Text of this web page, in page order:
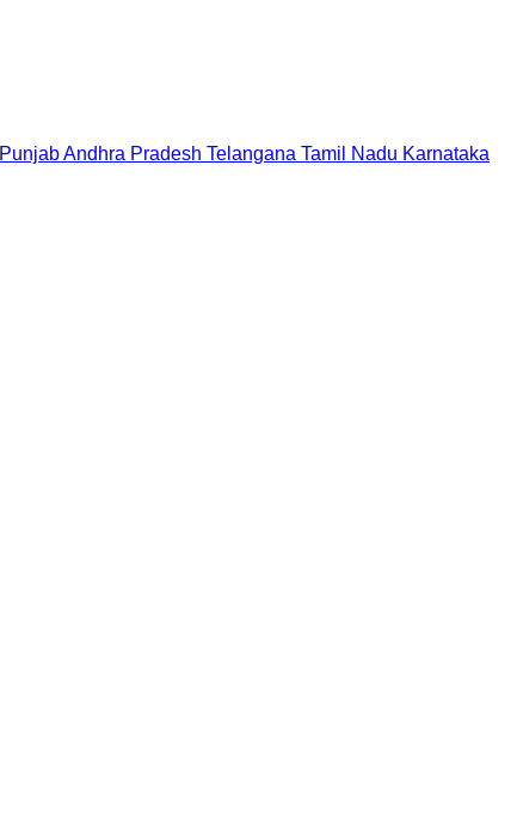
PunjabAndhra Pradesh Telangana Tamil Nadu Karnataka